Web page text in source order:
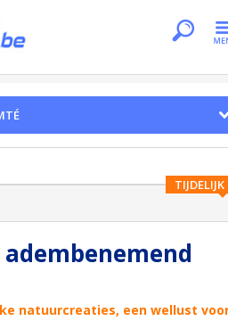
TIJDELIJK
natuurcreaties, een wellust